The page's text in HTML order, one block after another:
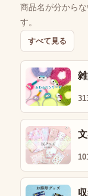
商品名が分から
す。
すべて見る